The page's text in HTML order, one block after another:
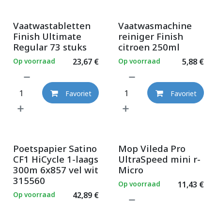
Vaatwastabletten
Finish Ultimate
Regular 73 stuks
23,67€
Op voorraad
Favoriet
Vaatwasmachine
reiniger Finish
citroen 250ml
5,88€
Op voorraad
Favoriet
Poetspapier Satino
CF1 HiCycle 1-laags
300m 6x857 vel wit
315560
42,89€
Op voorraad
Mop Vileda Pro
UltraSpeed mini r-
Micro
11,43 €
Op voorraad